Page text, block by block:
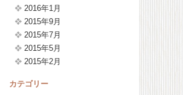
2016年1月
2015年9月
2015年7月
2015年5月
2015年2月
カテゴリー